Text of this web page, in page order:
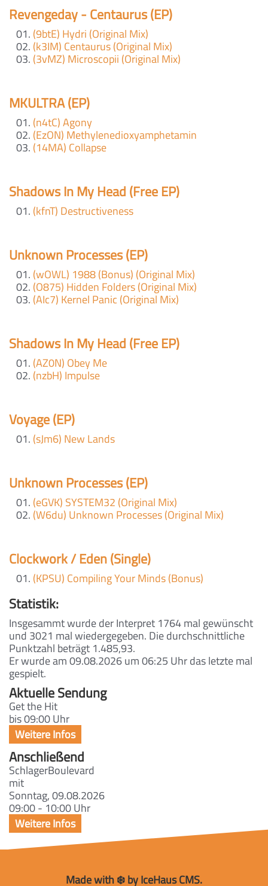
Revengeday - Centaurus (EP)
(9btE) Hydri (Original Mix)
(k3IM) Centaurus (Original Mix)
(3vMZ) Microscopii (Original Mix)
MKULTRA (EP)
(n4tC) Agony
(EzON) Methylenedioxyamphetamin
(14MA) Collapse
Shadows In My Head (Free EP)
(kfnT) Destructiveness
Unknown Processes (EP)
(wOWL) 1988 (Bonus) (Original Mix)
(O875) Hidden Folders (Original Mix)
(AIc7) Kernel Panic (Original Mix)
Shadows In My Head (Free EP)
(AZ0N) Obey Me
(nzbH) Impulse
Voyage (EP)
(sJm6) New Lands
Unknown Processes (EP)
(eGVK) SYSTEM32 (Original Mix)
(W6du) Unknown Processes (Original Mix)
Clockwork / Eden (Single)
(KPSU) Compiling Your Minds (Bonus)
Statistik:
Insgesammt wurde der Interpret 1764 mal gewünscht
und 3021 mal wiedergegeben. Die durchschnittliche
Punktzahl beträgt 1.485,93.
Er wurde am 09.08.2026 um 06:25 Uhr das letzte mal
gespielt.
Aktuelle Sendung
Get the Hit
bis 09:00 Uhr
Anschließend
SchlagerBoulevard
mit
Sonntag, 09.08.2026
09:00 - 10:00 Uhr
Made with ❄️ by IceHaus CMS.